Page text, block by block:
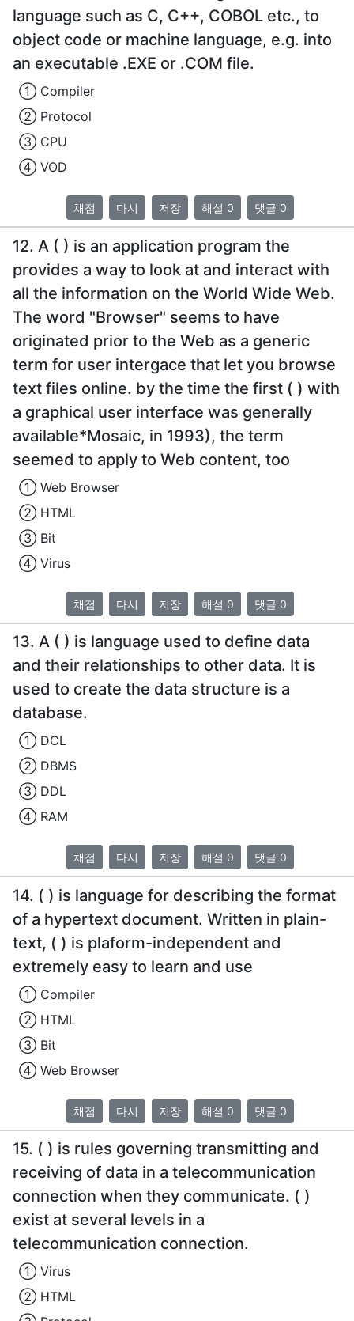
language such as C, C++, COBOL etc., to
object code or machine language, e.g. into
an executable .EXE or .COM file.
① Compiler
② Protocol
③ CPU
④ VOD
채점 다시 저장 해설 0 댓글 0
12. A ( ) is an application program the
provides a way to look at and interact with
all the information on the World Wide Web.
The word "Browser" seems to have
originated prior to the Web as a generic
term for user intergace that let you browse
text files online. by the time the first ( ) with
a graphical user interface was generally
available*Mosaic, in 1993), the term
seemed to apply to Web content, too
① Web Browser
② HTML
③ Bit
④ Virus
채점 다시 저장 해설 0 댓글 0
13. A ( ) is language used to define data
and their relationships to other data. It is
used to create the data structure is a
database.
① DCL
② DBMS
③ DDL
④ RAM
채점 다시 저장 해설 0 댓글 0
14. ( ) is language for describing the format
of a hypertext document. Written in plain-
text, ( ) is plaform-independent and
extremely easy to learn and use
① Compiler
② HTML
③ Bit
④ Web Browser
채점 다시 저장 해설 0 댓글 0
15. ( ) is rules governing transmitting and
receiving of data in a telecommunication
connection when they communicate. ( )
exist at several levels in a
telecommunication connection.
① Virus
② HTML